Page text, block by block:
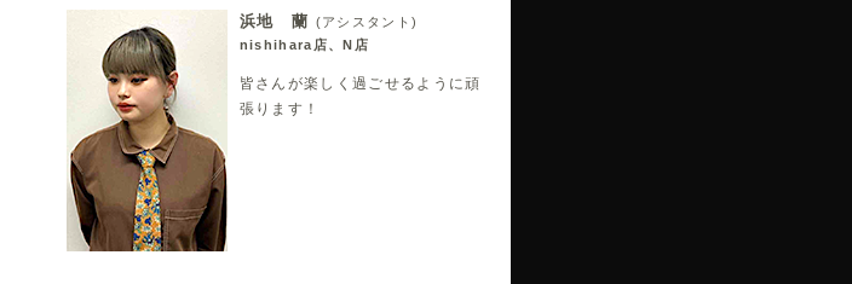
浜地 蘭 (アシスタント)
nishihara店、N店
皆さんが楽しく過ごせるように頑
張ります！